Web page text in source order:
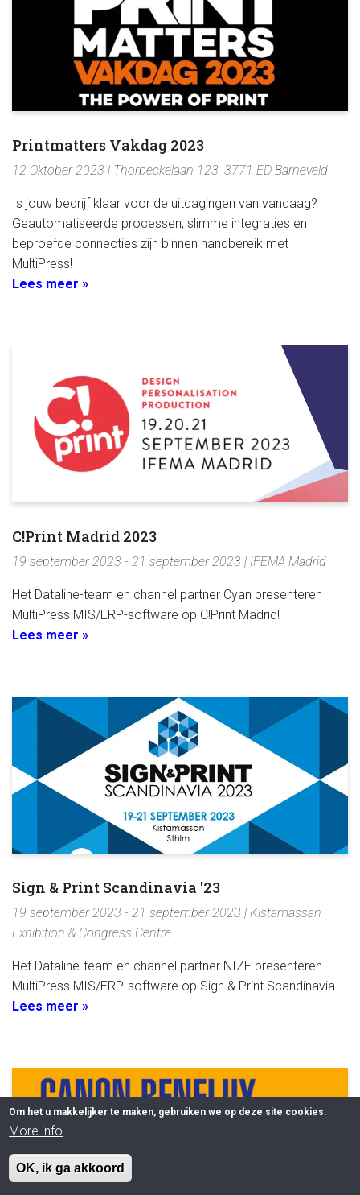
Printmatters Vakdag 2023
12 Oktober 2023 | Thorbeckelaan 123, 3771 ED Barneveld
Is jouw bedrijf klaar voor de uitdagingen van vandaag?
Geautomatiseerde processen, slimme integraties en
beproefde connecties zijn binnen handbereik met
MultiPress!
Lees meer »
C!Print Madrid 2023
19 september 2023 - 21 september 2023 | IFEMA Madrid
Het Dataline-team en channel partner Cyan presenteren
MultiPress MIS/ERP-software op C!Print Madrid!
Lees meer »
Sign & Print Scandinavia '23
19 september 2023 - 21 september 2023 | Kistamässan
Exhibition & Congress Centre
Het Dataline-team en channel partner NIZE presenteren
MultiPress MIS/ERP-software op Sign & Print Scandinavia
Lees meer »
Om het u makkelijker te maken, gebruiken we op deze site cookies.
More info
OK, ik ga akkoord